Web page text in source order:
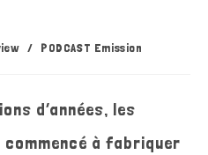
/ PODCAST Emission
d’années, les
à fabriquer